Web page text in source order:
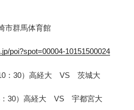
市群馬体育館
poi?spot=00004-10151500024
：30）高経大 VS 茨城大
）高経大 VS 宇都宮大